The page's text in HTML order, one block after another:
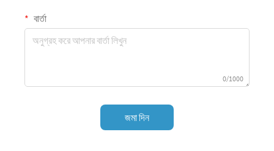
বার্তা
0/1000
জমা দিন